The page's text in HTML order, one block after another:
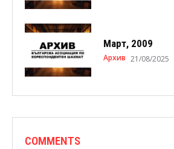
Март, 2009
Архив 21/08/2025
COMMENTS